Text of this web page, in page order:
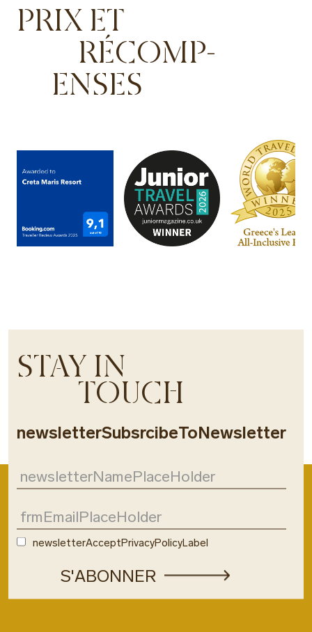
PRIX ET
RÉCOMP-
ENSES
STAY IN
TOUCH
newsletterSubsrcibeToNewsletter
newsletterAcceptPrivacyPolicyLabel